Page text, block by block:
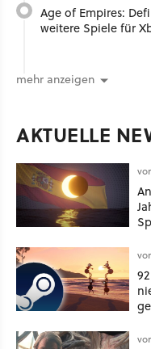
Age of Empires:
weitere Spiele für
mehr anzeigen
AKTUELLE